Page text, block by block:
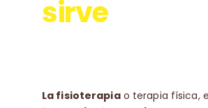
Noticias
sirve
La fisioterapiao terapia física,